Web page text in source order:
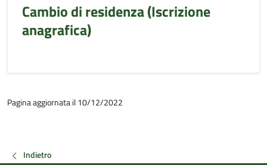
Cambio di residenza (Iscrizione
anagrafica)
Pagina aggiornata il 10/12/2022
Indietro